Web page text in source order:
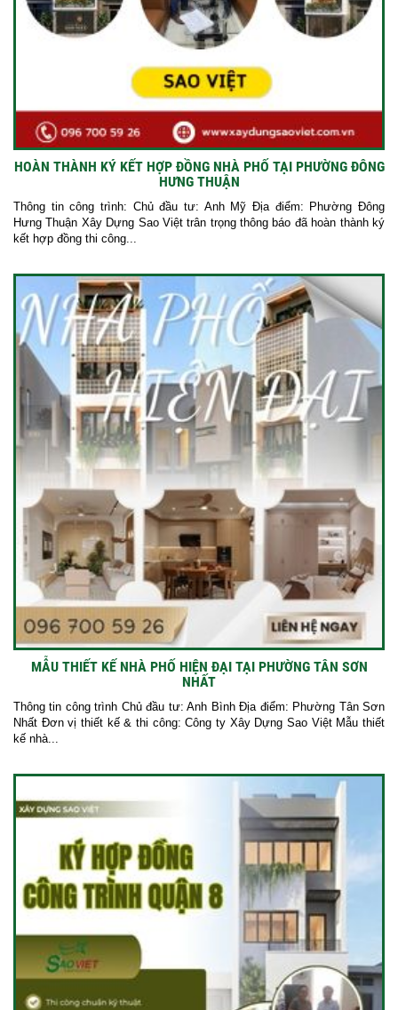
HOÀN THÀNH KÝ KẾT HỢP ĐỒNG NHÀ PHỐ TẠI PHƯỜNG ĐÔNG
HƯNG THUẬN
Thông tin công trình: Chủ đầu tư: Anh Mỹ Địa điểm: Phường Đông
Hưng Thuận Xây Dựng Sao Việt trân trọng thông báo đã hoàn thành ký
kết hợp đồng thi công...
MẪU THIẾT KẾ NHÀ PHỐ HIỆN ĐẠI TẠI PHƯỜNG TÂN SƠN
NHẤT
Thông tin công trình Chủ đầu tư: Anh Bình Địa điểm: Phường Tân Sơn
Nhất Đơn vị thiết kế & thi công: Công ty Xây Dựng Sao Việt Mẫu thiết
kế nhà...